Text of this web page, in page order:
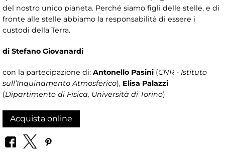
del nostro unico pianeta. Perché siamo figli delle stelle, e di
fronte alle stelle abbiamo la responsabilità di essere i
custodi della Terra.
di Stefano Giovanardi
con la partecipazione di: Antonello Pasini (CNR - Istituto
sull’Inquinamento Atmosferico), Elisa Palazzi
(Dipartimento di Fisica, Università di Torino)
Acquista online